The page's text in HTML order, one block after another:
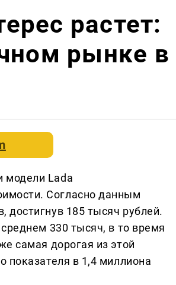
растет:
рынке в
модели Lada
Согласно данным
достигнув 185 тысяч рублей.
330 тысяч, в то время
самая дорогая из этой
показателя в 1,4 миллиона